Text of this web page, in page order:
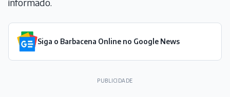
informado.
Siga o Barbacena Online no Google News
PUBLICIDADE